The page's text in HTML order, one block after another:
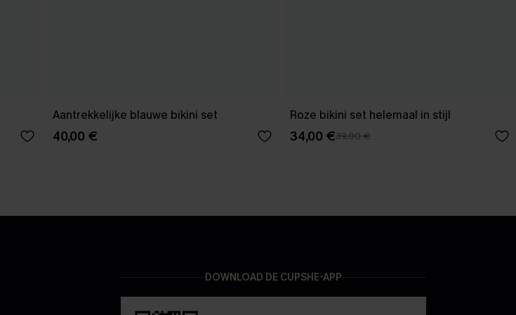
Aantrekkelijke blauwe bikini set
40,00 €
Roze bikini set helemaal in stijl
34,00 €39,00 €
DOWNLOAD DE CUPSHE-APP